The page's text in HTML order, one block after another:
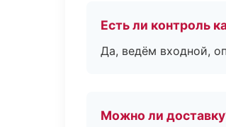
Есть ли контроль
Да, ведём входной,
Можно ли